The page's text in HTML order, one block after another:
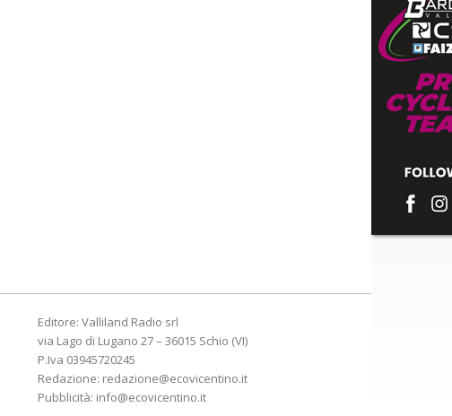
Editore: Valliland Radio srl
via Lago di Lugano 27 – 36015 Schio (VI)
P.Iva 03945720245
Redazione: redazione@ecovicentino.it
Pubblicità: info@ecovicentino.it